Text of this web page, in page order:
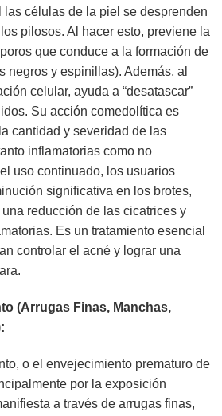
las células de la piel se desprenden
pilosos. Al hacer esto, previene la
que conduce a la formación de
negros y espinillas). Además, al
celular, ayuda a “desatascar”
Su acción comedolítica es
cantidad y severidad de las
inflamatorias como no
uso continuado, los usuarios
significativa en los brotes,
reducción de las cicatrices y
Es un tratamiento esencial
controlar el acné y lograr una
(Arrugas Finas, Manchas,
o el envejecimiento prematuro de
por la exposición
a través de arrugas finas,